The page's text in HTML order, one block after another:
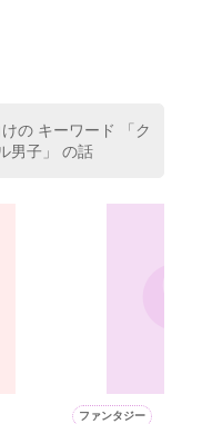
同居まで提案
の キーワード 「ク
男子」 の話
ファンタジー